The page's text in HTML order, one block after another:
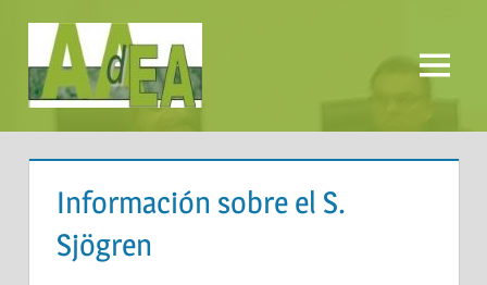
contenido
AADEA Menú
Información sobre el S.
Sjögren